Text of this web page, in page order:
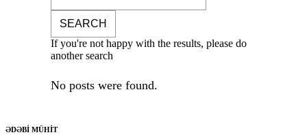
If you're not happy with the results, please do
another search
No posts were found.
ƏDƏBİ MÜHİT